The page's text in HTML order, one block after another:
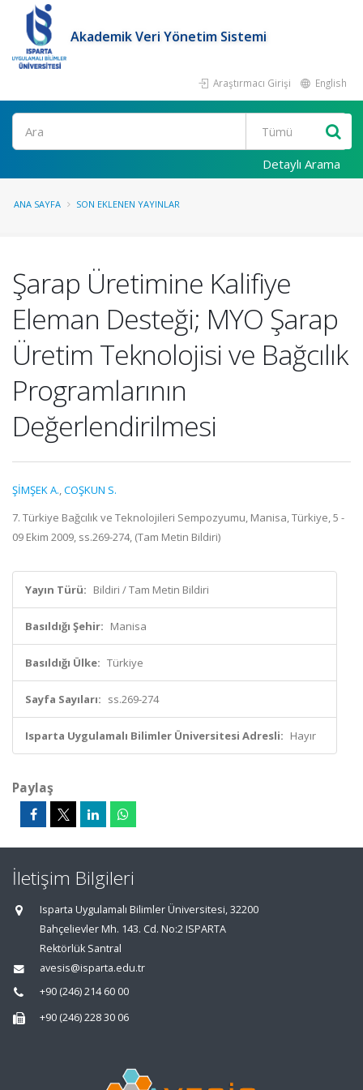
Akademik Veri Yönetim Sistemi
Araştırmacı Girişi English
Ara
Detaylı Arama
ANA SAYFA SON EKLENEN YAYINLAR
Şarap Üretimine Kalifiye
Eleman Desteği; MYO Şarap
Üretim Teknolojisi ve Bağcılık
Programlarının
Değerlendirilmesi
ŞİMŞEK A.,COŞKUN S.
7. Türkiye Bağcılık ve Teknolojileri Sempozyumu, Manisa, Türkiye, 5 -
09 Ekim 2009, ss.269-274, (Tam Metin Bildiri)
Yayın Türü: Bildiri / Tam Metin Bildiri
Basıldığı Şehir: Manisa
Basıldığı Ülke: Türkiye
Sayfa Sayıları: ss.269-274
Isparta Uygulamalı Bilimler Üniversitesi Adresli: Hayır
Paylaş
İletişim Bilgileri
Isparta Uygulamalı Bilimler Üniversitesi, 32200
Bahçelievler Mh. 143. Cd. No:2 ISPARTA
Rektörlük Santral
avesis@isparta.edu.tr
+90 (246) 214 60 00
+90 (246) 228 30 06